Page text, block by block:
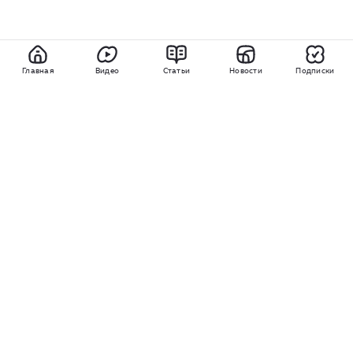
Главная Видео Статьи Новости Подписки